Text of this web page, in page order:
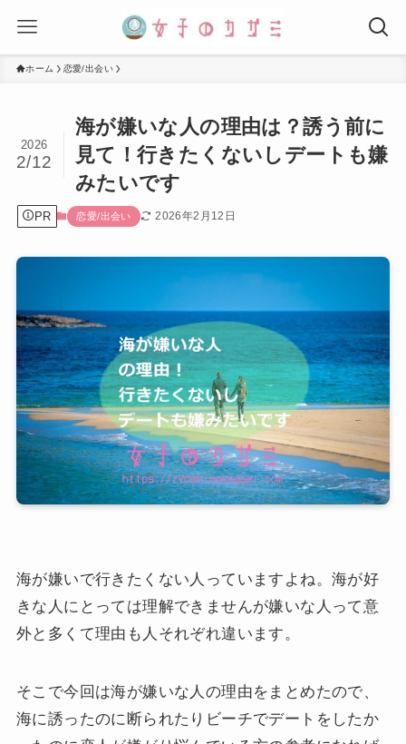
ホーム 恋愛/出会い
海が嫌いな人の理由は？誘う前に
見て！行きたくないしデートも嫌
みたいです
2026
2/12
PR 恋愛/出会い 2026年2月12日
海が嫌いで行きたくない人っていますよね。海が好
きな人にとっては理解できませんが嫌いな人って意
外と多くて理由も人それぞれ違います。
そこで今回は海が嫌いな人の理由をまとめたので、
海に誘ったのに断られたりビーチでデートをしたか